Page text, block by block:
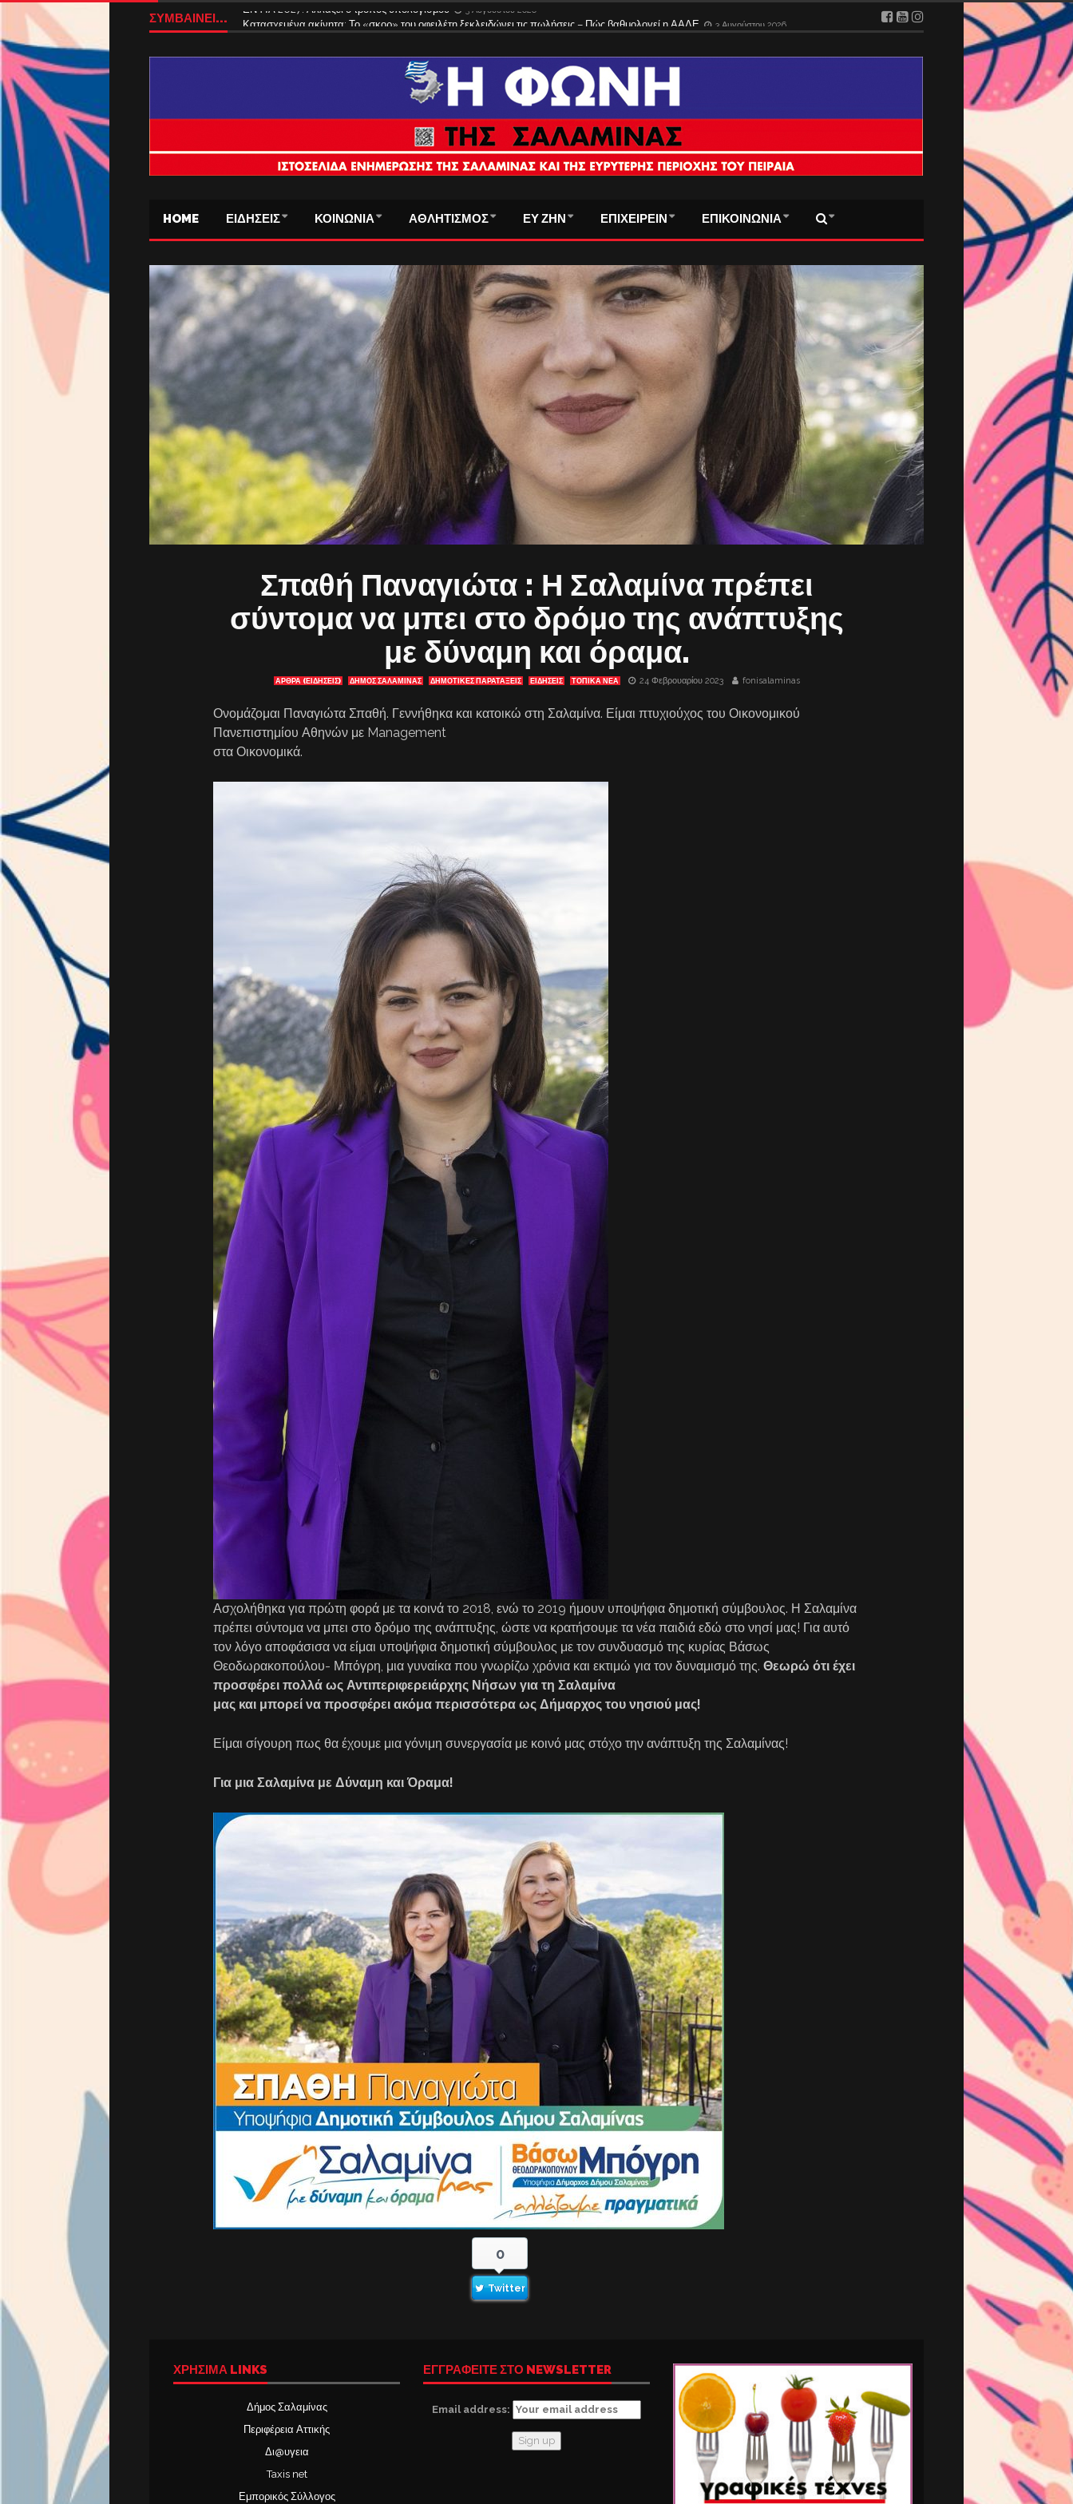
ΣΥΜΒΑΙΝΕΙ... ΕΝΦΙΑ 2027: Αλλάζει ο τρόπος υπολογισμού 3 Αυγούστου 2026
HOME ΕΙΔΗΣΕΙΣ ΚΟΙΝΩΝΙΑ ΑΘΛΗΤΙΣΜΟΣ ΕΥ ΖΗΝ ΕΠΙΧΕΙΡΕΙΝ ΕΠΙΚΟΙΝΩΝΙΑ
Σπαθή Παναγιώτα : Η Σαλαμίνα πρέπει
σύντομα να μπει στο δρόμο της ανάπτυξης
με δύναμη και όραμα.
ΑΡΘΡΑ (ΕΙΔΗΣΕΙΣ) ΔΗΜΟΣ ΣΑΛΑΜΙΝΑΣ ΔΗΜΟΤΙΚΕΣ ΠΑΡΑΤΑΞΕΙΣ ΕΙΔΗΣΕΙΣ ΤΟΠΙΚΑ ΝΕΑ 24 Φεβρουαρίου 2023 fonisalaminas
Ονομάζομαι Παναγιώτα Σπαθή. Γεννήθηκα και κατοικώ στη Σαλαμίνα. Είμαι πτυχιούχος του Οικονομικού
Πανεπιστημίου Αθηνών με Management
στα Οικονομικά.
Ασχολήθηκα για πρώτη φορά με τα κοινά το 2018, ενώ το 2019 ήμουν υποψήφια δημοτική σύμβουλος. Η Σαλαμίνα
πρέπει σύντομα να μπει στο δρόμο της ανάπτυξης, ώστε να κρατήσουμε τα νέα παιδιά εδώ στο νησί μας! Για αυτό
τον λόγο αποφάσισα να είμαι υποψήφια δημοτική σύμβουλος με τον συνδυασμό της κυρίας Βάσως
Θεοδωρακοπούλου- Μπόγρη, μια γυναίκα που γνωρίζω χρόνια και εκτιμώ για τον δυναμισμό της. Θεωρώ ότι έχει
προσφέρει πολλά ως Αντιπεριφερειάρχης Νήσων για τη Σαλαμίνα
μας και μπορεί να προσφέρει ακόμα περισσότερα ως Δήμαρχος του νησιού μας!
Είμαι σίγουρη πως θα έχουμε μια γόνιμη συνεργασία με κοινό μας στόχο την ανάπτυξη της Σαλαμίνας!
Για μια Σαλαμίνα με Δύναμη και Όραμα!
0
Twitter
ΧΡΉΣΙΜΑ LINKS
Δήμος Σαλαμίνας
Περιφέρεια Αττικής
Δι@υγεια
Taxis net
Εμπορικός Σύλλογος
ΕΓΓΡΑΦΕΙΤΕ ΣΤΟ NEWSLETTER
Email address: